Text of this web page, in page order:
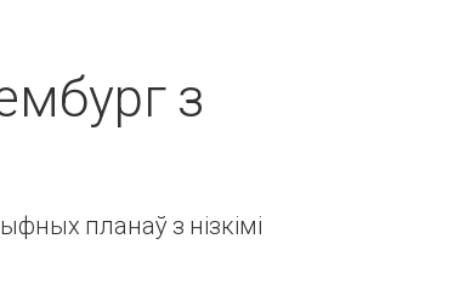
з
планаў з нізкімі